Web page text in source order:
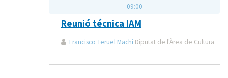
09:00
Reunió técnica IAM
Francisco Teruel Machí Diputat de l'Àrea de Cultura